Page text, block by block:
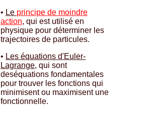
• Le principe de moindre
action, qui est utilisé en
physique pour déterminer les
trajectoires de particules.
• Les équations d'Euler-
Lagrange, qui sont
deséquations fondamentales
pour trouver les fonctions qui
minimisent ou maximisent une
fonctionnelle.